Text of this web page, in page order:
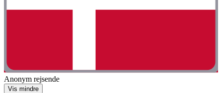
Anonym rejsende
Vis mindre